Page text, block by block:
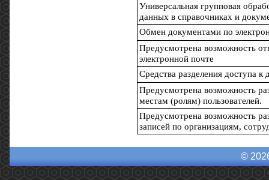
Универсальная групповая
данных в справочниках и
Обмен документами по
Предусмотрена возможность
электронной почте
Средства разделения доступа к
Предусмотрена возможность
местам (ролям) пользователей.
Предусмотрена возможность
записей по организациям,
©